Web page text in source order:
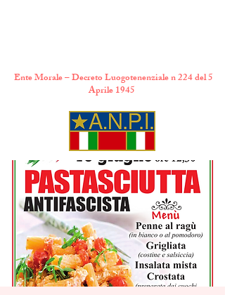
Ente Morale – Decreto Luogotenenziale n 224 del 5
Aprile 1945